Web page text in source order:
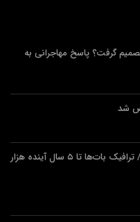
گرفت؟ پاسخ مهاجرانی به
شد
اینترنت در تسخیر ربات‌ها / ترافیک بات‌ها تا ۵ سال آینده هزار